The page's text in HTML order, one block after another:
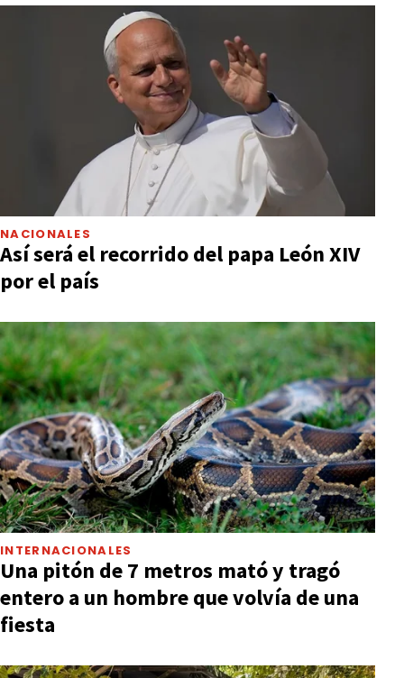
NACIONALES
Así será el recorrido del papa León XIV
por el país
INTERNACIONALES
Una pitón de 7 metros mató y tragó
entero a un hombre que volvía de una
fiesta